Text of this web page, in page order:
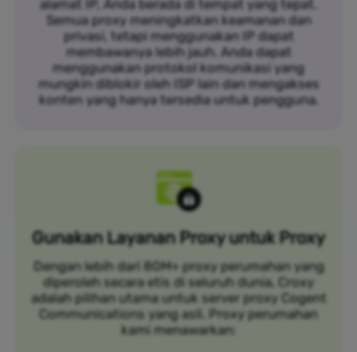
alamat IP, Anda berada di tempat yang tepat.
Semua proxy meningkatkan keamanan dan
privasi, tetapi menggunakan IP dapat
membawanya lebih jauh. Anda dapat
menggunakan protokol komunikasi yang
mungkin diblokir oleh ISP lain dan mengakses
konten yang hanya tersedia untuk pengguna.
Gunakan Layanan Proxy untuk Proxy
Dengan lebih dari 80M+ proxy perumahan yang
diperoleh secara etis di seluruh dunia, Croxy
adalah pilihan utama untuk server proxy Cogent
Communications yang asli. Proxy perumahan
kami menawarkan: